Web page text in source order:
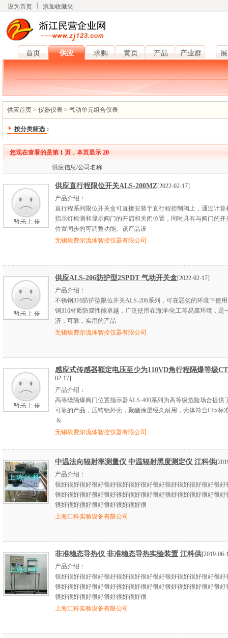
设为首页 添加收藏夹
首页 供应 求购 黄页 产品 产业群
供应首页 > 仪器仪表 > 气动单元组合仪表
按分类筛选：
您现在查看的是第 1 页，本页显示 20
供应信息/公司名称
供应直行程限位开关ALS-200MZ[2022-02-17]
产品介绍：
直行程系列限位开关盒可直接安装于直行程控制阀上，通过计算
指示灯检测和显示阀门的开启和关闭位置，同时具有与阀门的开
位置同步的可调整功能。该产品设
无锡埃费尔流体智控仪器有限公司
供应ALS-206防护型2SPDT 气动开关盒[2022-02-17]
产品介绍：
不锈钢316防护型限位开关ALS-206系列，可在恶劣的环境下使
钢316材质防腐性能卓越，广泛使用在海洋/化工等易腐环境，是
济，可靠，实用的产品
无锡埃费尔流体智控仪器有限公司
感应式传感器额定电压至少为110VD角行程隔爆等级
02-17]
产品介绍：
高等级隔爆阀门位置指示器ALS-400系列为高等级危险场合提供
可靠的产品，压铸铝外壳，聚酯涂层经久耐用，壳体符合EEx标
&
无锡埃费尔流体智控仪器有限公司
中温法向辐射率测量仪 中温辐射黑度测定仪 江科供
产品介绍：
很好很好很好很好很好很好很好很好很好很好很好很好很好很好
很好很好很好很好很好很好很好很好很好很好很好很好很好很好
很好很好很好很好很好很好很好很
上海江科实验设备有限公司
非准稳态导热仪 非准稳态导热实验装置 江科供[2019-06-
产品介绍：
很好很好很好很好很好很好很好很好很好很好很好很好很好很好
很好很好很好很好很好很好很好很好很好很好很好很好很好很好
很好很好很好很好很好很好很好很
上海江科实验设备有限公司